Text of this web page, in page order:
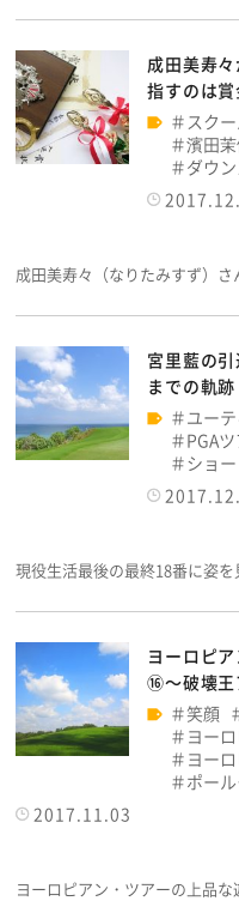
成田美寿
指すのは
スク
濱田
ダウ
成田美寿々（なりたみすず）
宮里藍の
までの軌跡
ユー
PGA
ショ
現役生活最後の最終18番に姿
ヨーロピ
⑯～破壊
笑顔
ヨー
ヨー
ポー
2017.11.03
ヨーロピアン・ツアーの上品